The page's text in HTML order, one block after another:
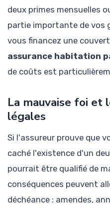
deux primes mensuelles
partie importante de vos
vous financez une
assurance habitation
de coûts est
La mauvaise foi et
légales
Si l'assureur prouve que
caché l'existence d'un
pourrait être qualifié de
conséquences peuvent
déchéance : amendes,